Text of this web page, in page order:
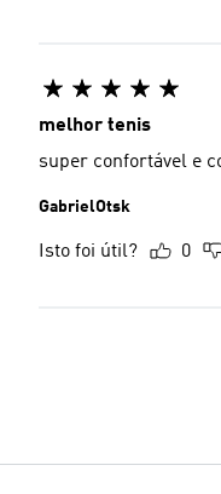
melhor tenis
super confortável e
GabrielOtsk
Isto foi útil? 0